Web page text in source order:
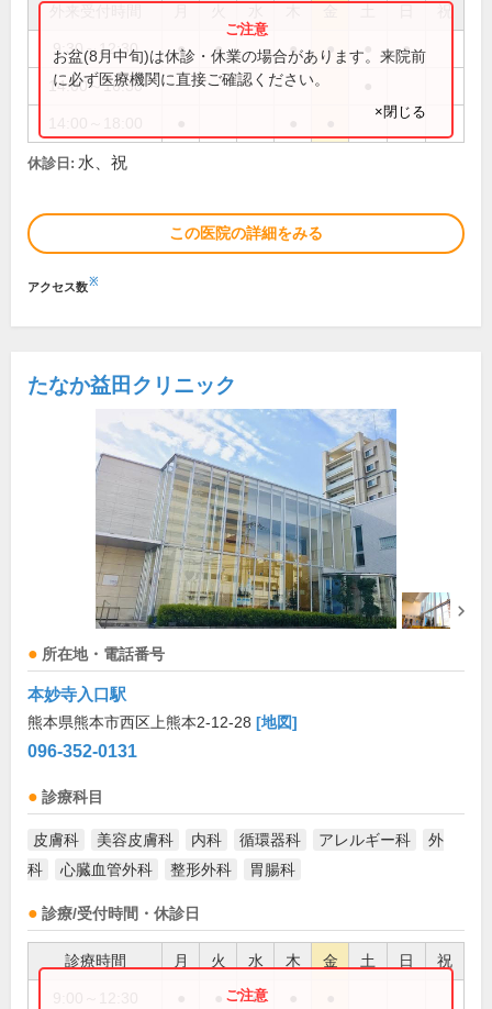
祝
9:30～12:30 ● ● ● ● ●
14:00～16:30
お盆(8月中旬)は休診・休業の場合があります。来院前
に必ず医療機関に直接ご確認ください。
×閉じる
休診日: 水、祝
この医院の詳細をみる
アクセス数※
たなか益田クリニック
所在地・電話番号
本妙寺入口駅
熊本県熊本市西区上熊本2-12-28 [地図]
096-352-0131
診療科目
皮膚科 美容皮膚科 内科 循環器科 アレルギー科
外
科
心臓血管外科 整形外科 胃腸科
診療/受付時間・休診日
診療時間 月 火 水 木 金 土 日 祝
●